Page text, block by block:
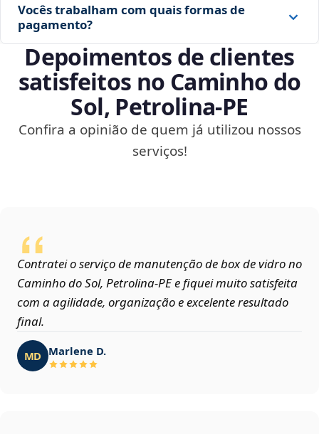
Vocês trabalham com quais formas de
pagamento?
Depoimentos de clientes
satisfeitos no Caminho do
Sol, Petrolina‑PE
Confira a opinião de quem já utilizou nossos
serviços!
Contratei o serviço de manutenção de box de vidro no
Caminho do Sol, Petrolina‑PE e fiquei muito satisfeita
com a agilidade, organização e excelente resultado
final.
MD Marlene D.